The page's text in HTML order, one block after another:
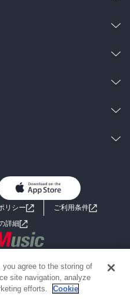
男子向けラノベ
小説
海外小説
SF
お問い合わせ
リシー
ご利用条件
詳細
Entertainment(Japan) Inc.
Japan domestic market only
you agree to the storing of
site navigation, analyze
efforts.
Cookie